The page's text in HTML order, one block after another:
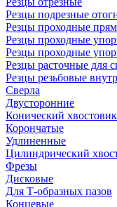
Резцы подрезные
Резцы проходные
Резцы проходные
Резцы проходные
Резцы расточные для
Резцы резьбовые
Сверла
Двусторонние
Конический хвостовик
Корончатые
Удлиненные
Цилиндрический
Фрезы
Дисковые
Для Т-образных пазов
Концевые